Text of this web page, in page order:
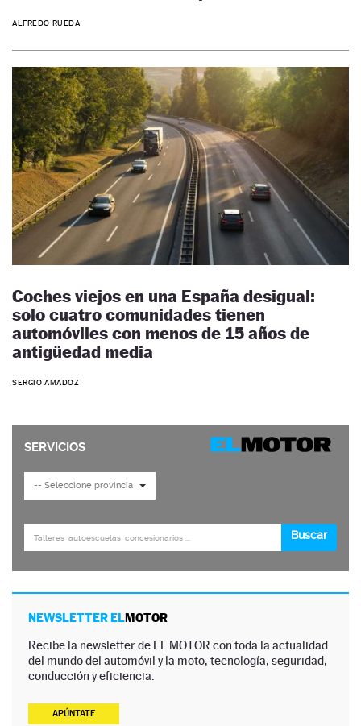
ALFREDO RUEDA
Coches viejos en una España desigual:
solo cuatro comunidades tienen
automóviles con menos de 15 años de
antigüedad media
SERGIO AMADOZ
NEWSLETTER ELMOTOR
Recibe la newsletter de EL MOTOR con toda la actualidad
del mundo del automóvil y la moto, tecnología, seguridad,
conducción y eficiencia.
APÚNTATE